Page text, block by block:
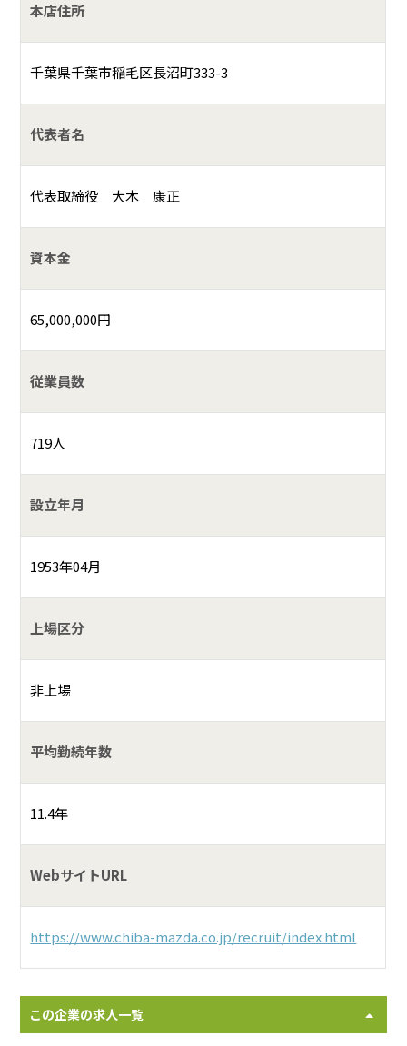
本店住所
千葉県千葉市稲毛区長沼町333-3
代表者名
代表取締役 大木 康正
資本金
65,000,000円
従業員数
719人
設立年月
1953年04月
上場区分
非上場
平均勤続年数
11.4年
WebサイトURL
https://www.chiba-mazda.co.jp/recruit/index.html
この企業の求人一覧